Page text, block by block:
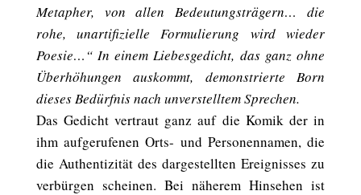
Metapher, von allen Bedeutungsträgern… die
rohe, unartifizielle Formulierung wird wieder
Poesie…“ In einem Liebesgedicht, das ganz ohne
Überhöhungen auskommt, demonstrierte Born
dieses Bedürfnis nach unverstelltem Sprechen.
Das Gedicht vertraut ganz auf die Komik der in
ihm aufgerufenen Orts- und Personennamen, die
die Authentizität des dargestellten Ereignisses zu
verbürgen scheinen. Bei näherem Hinsehen ist